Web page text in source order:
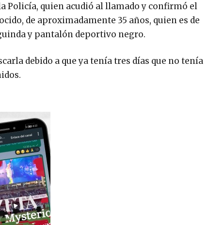
Policía, quien acudió al llamado y confirmó el
de aproximadamente 35 años, quien es de
y pantalón deportivo negro.
debido a que ya tenía tres días que no tenía